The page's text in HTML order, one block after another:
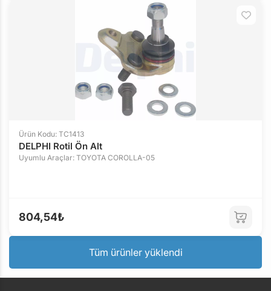
Ürün Kodu: TC1413
DELPHI Rotil Ön Alt
Uyumlu Araçlar: TOYOTA COROLLA-05
804,54₺
Tüm ürünler yüklendi